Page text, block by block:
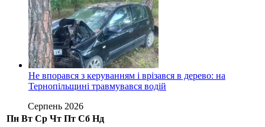
Не впорався з керуванням і врізався в дерево: на
Тернопільщині травмувався водій
Серпень 2026
Пн Вт Ср Чт Пт Сб Нд